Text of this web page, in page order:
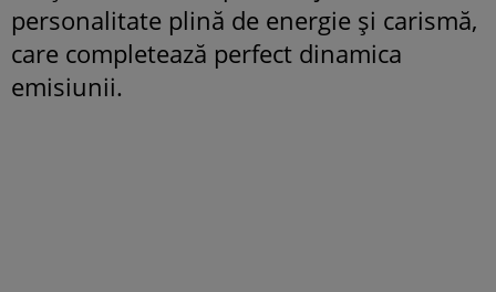
personalitate plină de energie și carismă,
care completează perfect dinamica
emisiunii.